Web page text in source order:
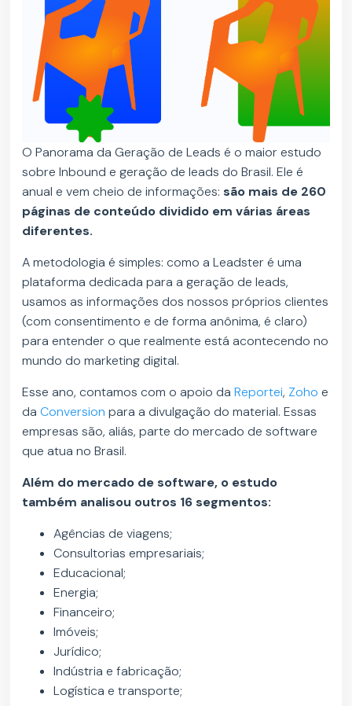
O Panorama da Geração de Leads é o maior estudo
sobre Inbound e geração de leads do Brasil. Ele é
anual e vem cheio de informações:são mais de 260
páginas de conteúdo dividido em várias áreas
diferentes.
A metodologia é simples: como a Leadster é uma
plataforma dedicada para a geração de leads,
usamos as informações dos nossos próprios clientes
(com consentimento e de forma anônima, é claro)
para entender o que realmente está acontecendo no
mundo do marketing digital.
Esse ano, contamos com o apoio daReportei, Zoho e
daConversion para a divulgação do material. Essas
empresas são, aliás, parte do mercado de software
que atua no Brasil.
Além do mercado de software, o estudo
também analisou outros 16 segmentos:
Agências de viagens;
Consultorias empresariais;
Educacional;
Energia;
Financeiro;
Imóveis;
Jurídico;
Indústria e fabricação;
Logística e transporte;